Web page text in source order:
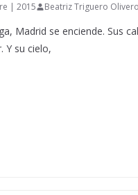
| 2015 Beatriz Triguero
Madrid se enciende. Sus
Y su cielo,